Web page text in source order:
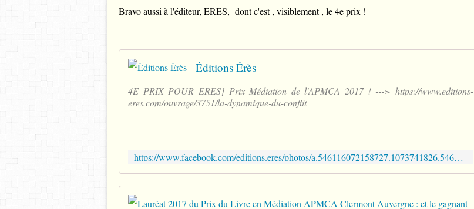
Bravo aussi à l'éditeur, ERES, dont c'est , visiblement , le 4e prix !
Éditions Érès
4E PRIX POUR ERES] Prix Médiation de l'APMCA 2017 ! ---> https://www.editions-
eres.com/ouvrage/3751/la-dynamique-du-conflit
https://www.facebook.com/editions.eres/photos/a.546116072158727.1073741826.546116018825399/1057693847667611/?type=3&theater